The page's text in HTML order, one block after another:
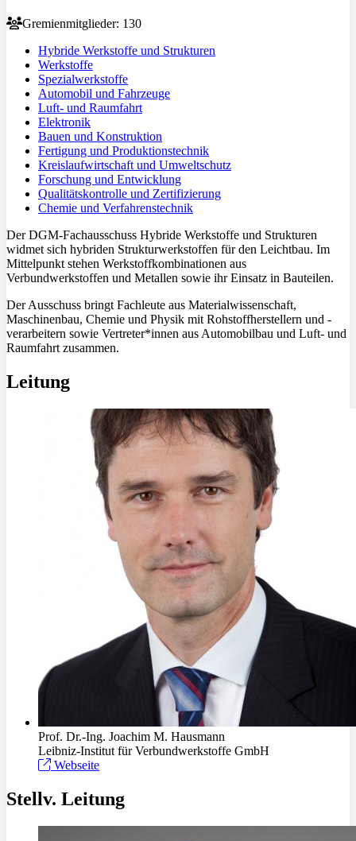
Gremienmitglieder: 130
Hybride Werkstoffe und Strukturen
Werkstoffe
Spezialwerkstoffe
Automobil und Fahrzeuge
Luft- und Raumfahrt
Elektronik
Bauen und Konstruktion
Fertigung und Produktionstechnik
Kreislaufwirtschaft und Umweltschutz
Forschung und Entwicklung
Qualitätskontrolle und Zertifizierung
Chemie und Verfahrenstechnik
Der DGM-Fachausschuss Hybride Werkstoffe und Strukturen
widmet sich hybriden Strukturwerkstoffen für den Leichtbau. Im
Mittelpunkt stehen Werkstoffkombinationen aus
Verbundwerkstoffen und Metallen sowie ihr Einsatz in Bauteilen.
Der Ausschuss bringt Fachleute aus Materialwissenschaft,
Maschinenbau, Chemie und Physik mit Rohstoffherstellern und -
verarbeitern sowie Vertreter*innen aus Automobilbau und Luft- und
Raumfahrt zusammen.
Leitung
Prof. Dr.-Ing. Joachim M. Hausmann
Leibniz-Institut für Verbundwerkstoffe GmbH
Webseite
Stellv. Leitung